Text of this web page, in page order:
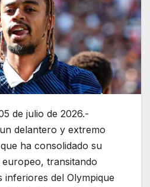
de julio de 2026.-
delantero y extremo
ha consolidado su
transitando
inferiores del Olympique